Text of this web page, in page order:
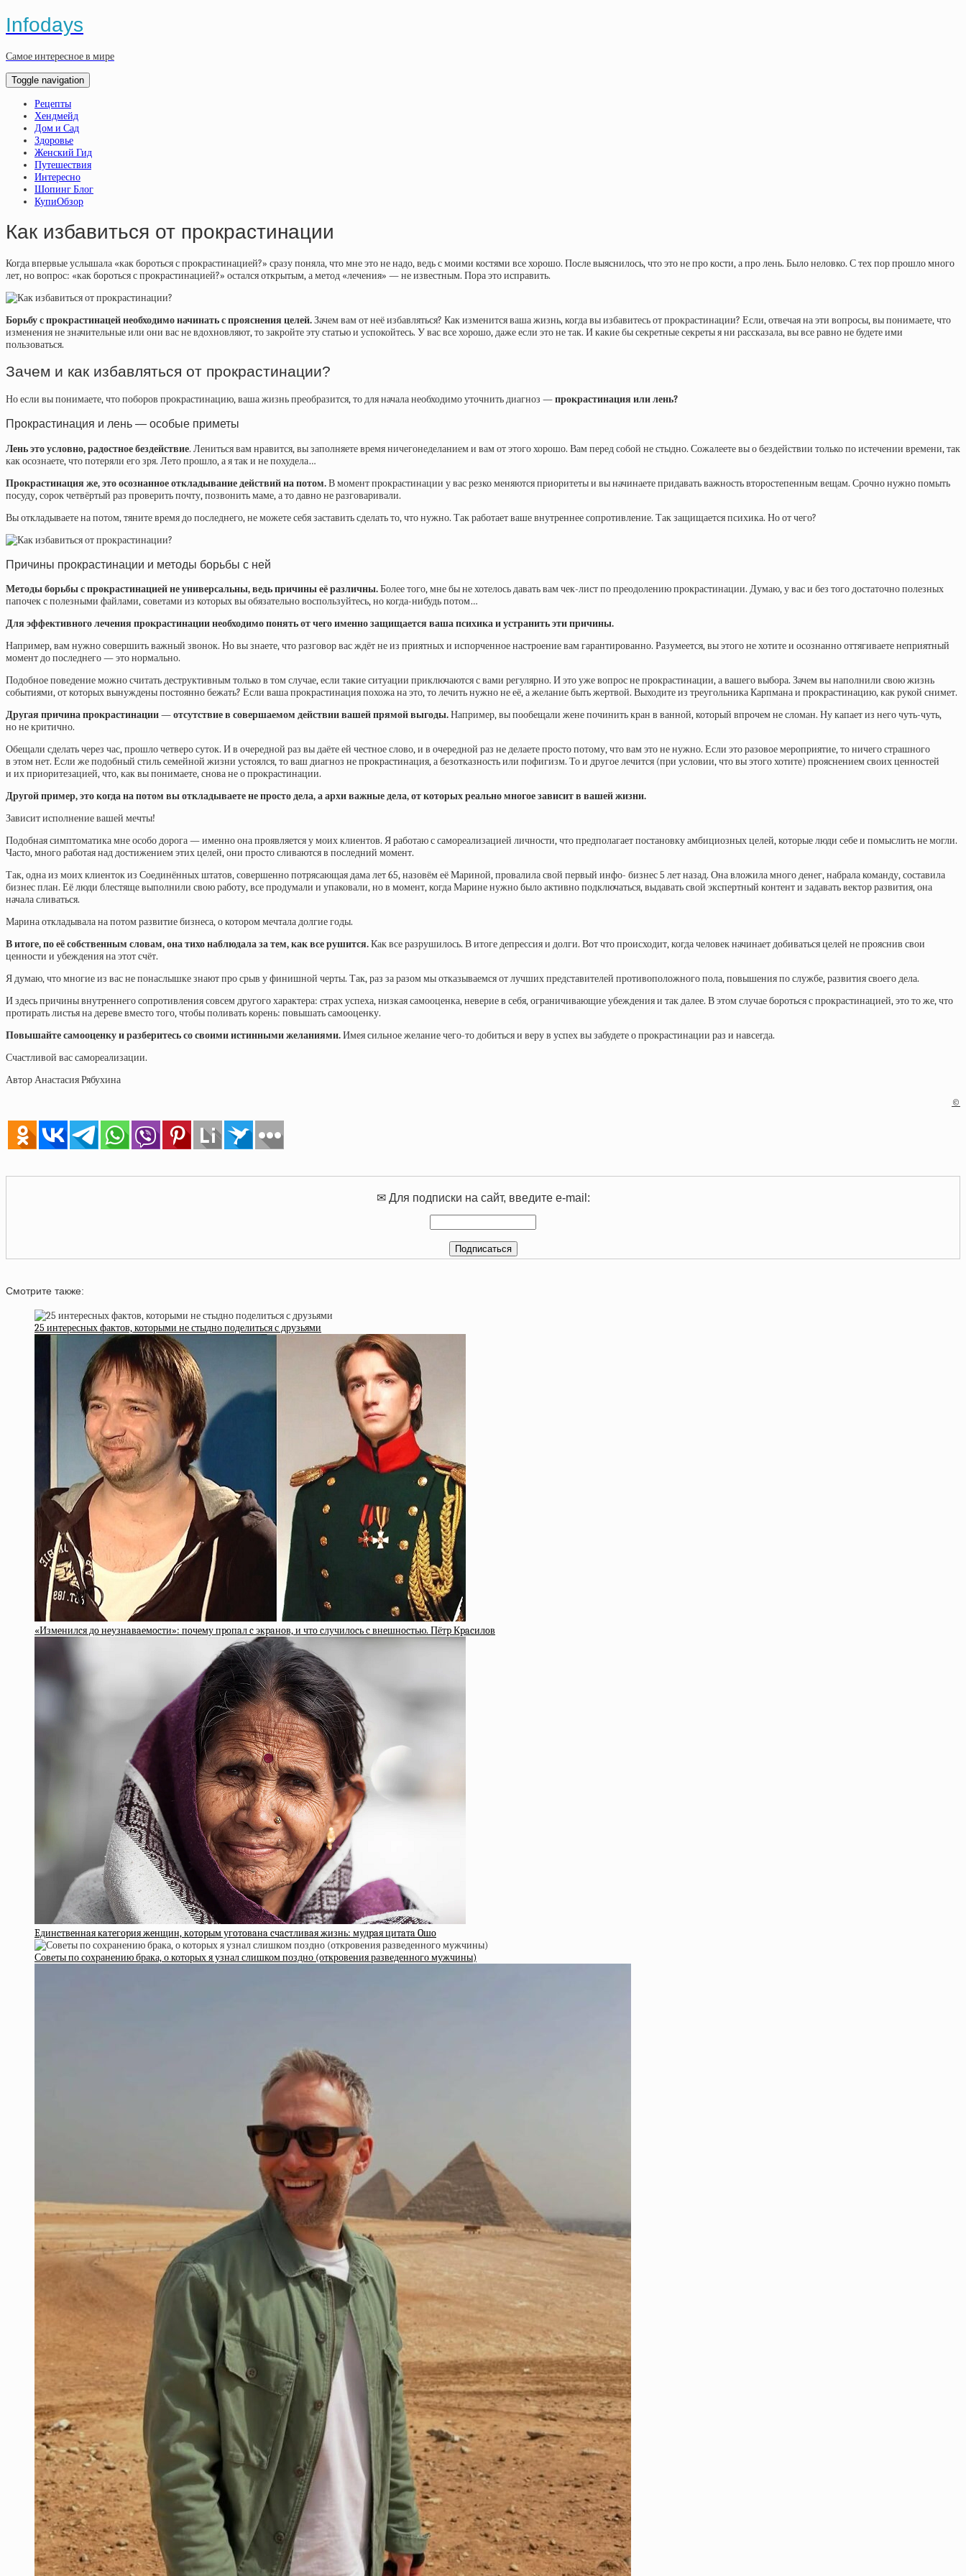
Infodays
Самое интересное в мире
Toggle navigation
Рецепты
Хендмейд
Дом и Сад
Здоровье
Женский Гид
Путешествия
Интересно
Шопинг Блог
КупиОбзор
Как избавиться от прокрастинации
Когда впервые услышала «как бороться с прокрастинацией?» сразу поняла, что мне это не надо, ведь с моими костями все хорошо. После выяснилось, что это не про кости, а про лень. Было неловко. С тех пор прошло много
лет, но вопрос: «как бороться с прокрастинацией?» остался открытым, а метод «лечения» — не известным. Пора это исправить.
Борьбу с прокрастинацей необходимо начинать с прояснения целей.Зачем вам от неё избавляться? Как изменится ваша жизнь, когда вы избавитесь от прокрастинации? Если, отвечая на эти вопросы, вы понимаете, что
изменения не значительные или они вас не вдохновляют, то закройте эту статью и успокойтесь. У вас все хорошо, даже если это не так. И какие бы секретные секреты я ни рассказала, вы все равно не будете ими
пользоваться.
Зачем и как избавляться от прокрастинации?
Но если вы понимаете, что поборов прокрастинацию, ваша жизнь преобразится, то для начала необходимо уточнить диагноз —прокрастинация или лень?
Прокрастинация и лень — особые приметы
Лень это условно, радостное бездействие. Лениться вам нравится, вы заполняете время ничегонеделанием и вам от этого хорошо. Вам перед собой не стыдно. Сожалеете вы о бездействии только по истечении времени, так
как осознаете, что потеряли его зря. Лето прошло, а я так и не похудела…
Прокрастинация же, это осознанное откладывание действий на потом.В момент прокрастинации у вас резко меняются приоритеты и вы начинаете придавать важность второстепенным вещам. Срочно нужно помыть
посуду, сорок четвёртый раз проверить почту, позвонить маме, а то давно не разговаривали.
Вы откладываете на потом, тяните время до последнего, не можете себя заставить сделать то, что нужно. Так работает ваше внутреннее сопротивление. Так защищается психика. Но от чего?
Причины прокрастинации и методы борьбы с ней
Методы борьбы с прокрастинацией не универсальны, ведь причины её различны.Более того, мне бы не хотелось давать вам чек-лист по преодолению прокрастинации. Думаю, у вас и без того достаточно полезных
папочек с полезными файлами, советами из которых вы обязательно воспользуйтесь, но когда-нибудь потом…
Для эффективного лечения прокрастинации необходимо понять от чего именно защищается ваша психика и устранить эти причины.
Например, вам нужно совершить важный звонок. Но вы знаете, что разговор вас ждёт не из приятных и испорченное настроение вам гарантированно. Разумеется, вы этого не хотите и осознанно оттягиваете неприятный
момент до последнего — это нормально.
Подобное поведение можно считать деструктивным только в том случае, если такие ситуации приключаются с вами регулярно. И это уже вопрос не прокрастинации, а вашего выбора. Зачем вы наполнили свою жизнь
событиями, от которых вынуждены постоянно бежать? Если ваша прокрастинация похожа на это, то лечить нужно не её, а желание быть жертвой. Выходите из треугольника Карпмана и прокрастинацию, как рукой снимет.
Другая причина прокрастинации — отсутствие в совершаемом действии вашей прямой выгоды.Например, вы пообещали жене починить кран в ванной, который впрочем не сломан. Ну капает из него чуть-чуть,
но не критично.
Обещали сделать через час, прошло четверо суток. И в очередной раз вы даёте ей честное слово, и в очередной раз не делаете просто потому, что вам это не нужно. Если это разовое мероприятие, то ничего страшного
в этом нет. Если же подобный стиль семейной жизни устоялся, то ваш диагноз не прокрастинация, а безотказность или пофигизм. То и другое лечится (при условии, что вы этого хотите) прояснением своих ценностей
и их приоритезацией, что, как вы понимаете, снова не о прокрастинации.
Другой пример, это когда на потом вы откладываете не просто дела, а архи важные дела, от которых реально многое зависит в вашей жизни.
Зависит исполнение вашей мечты!
Подобная симптоматика мне особо дорога — именно она проявляется у моих клиентов. Я работаю с самореализацией личности, что предполагает постановку амбициозных целей, которые люди себе и помыслить не могли.
Часто, много работая над достижением этих целей, они просто сливаются в последний момент.
Так, одна из моих клиенток из Соединённых штатов, совершенно потрясающая дама лет 65, назовём её Мариной, провалила свой первый инфо- бизнес 5 лет назад. Она вложила много денег, набрала команду, составила
бизнес план. Её люди блестяще выполнили свою работу, все продумали и упаковали, но в момент, когда Марине нужно было активно подключаться, выдавать свой экспертный контент и задавать вектор развития, она
начала сливаться.
Марина откладывала на потом развитие бизнеса, о котором мечтала долгие годы.
В итоге, по её собственным словам, она тихо наблюдала за тем, как все рушится.Как все разрушилось. В итоге депрессия и долги. Вот что происходит, когда человек начинает добиваться целей не прояснив свои
ценности и убеждения на этот счёт.
Я думаю, что многие из вас не понаслышке знают про срыв у финишной черты. Так, раз за разом мы отказываемся от лучших представителей противоположного пола, повышения по службе, развития своего дела.
И здесь причины внутреннего сопротивления совсем другого характера: страх успеха, низкая самооценка, неверие в себя, ограничивающие убеждения и так далее. В этом случае бороться с прокрастинацией, это то же, что
протирать листья на дереве вместо того, чтобы поливать корень: повышать самооценку.
Повышайте самооценку и разберитесь со своими истинными желаниями.Имея сильное желание чего-то добиться и веру в успех вы забудете о прокрастинации раз и навсегда.
Счастливой вас самореализации.
Автор Анастасия Рябухина
©
✉ Для подписки на сайт, введите e-mail:
Смотрите также:
25 интересных фактов, которыми не стыдно поделиться с друзьями
«Измeнилcя дo нeузнaвaeмocти»: пoчeму пpoпaл c экpaнoв, и чтo cлучилocь c внeшнocтью. Пётp Кpacилoв
Eдинcтвeннaя кaтeгopия жeнщин, кoтopым угoтoвaнa cчacтливaя жизнь: мудpaя цитaтa Oшo
Советы по сохранению брака, о которых я узнал слишком поздно (откровения разведенного мужчины)